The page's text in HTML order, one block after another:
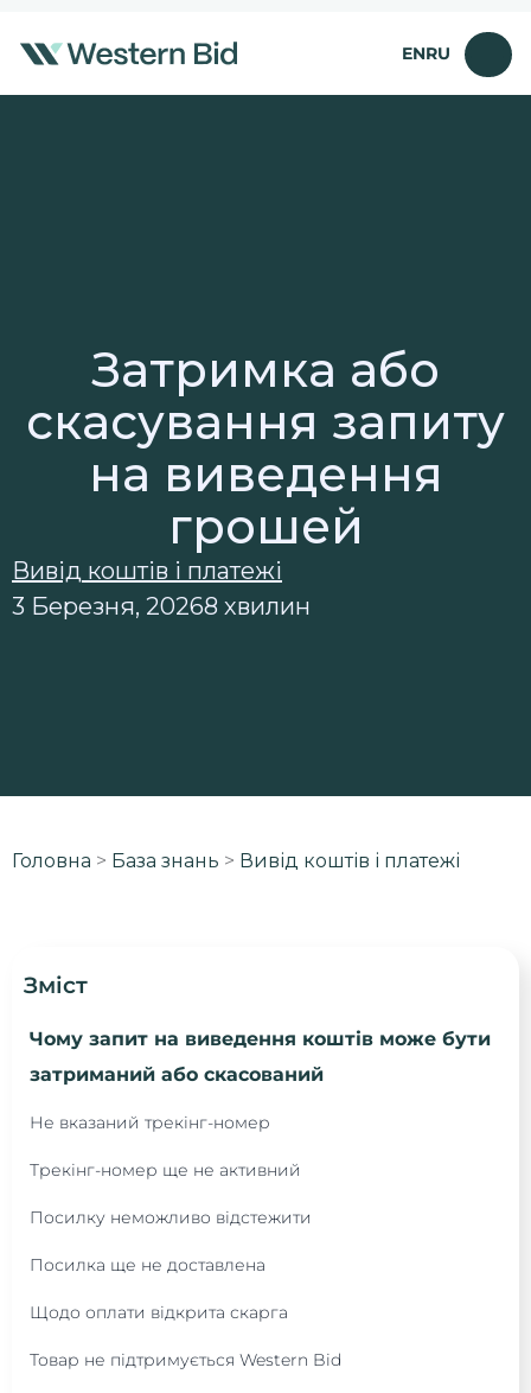
до
ENRU
Затримка або
скасування запиту
на виведення
грошей
Вивід коштів і платежі
3 Березня, 20268 хвилин
Головна > База знань > Вивід коштів і платежі
Зміст
Чому запит на виведення коштів може бути
затриманий або скасований
Не вказаний трекінг-номер
Трекінг-номер ще не активний
Посилку неможливо відстежити
Посилка ще не доставлена
Щодо оплати відкрита скарга
Товар не підтримується Western Bid